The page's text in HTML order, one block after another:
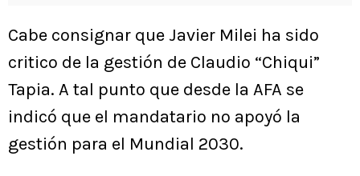
Cabe consignar que Javier Milei ha sido
critico de la gestión de Claudio “Chiqui”
Tapia. A tal punto que desde la AFA se
indicó que el mandatario no apoyó la
gestión para el Mundial 2030.